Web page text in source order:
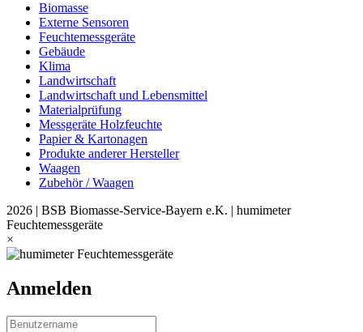
Biomasse
Externe Sensoren
Feuchtemessgeräte
Gebäude
Klima
Landwirtschaft
Landwirtschaft und Lebensmittel
Materialprüfung
Messgeräte Holzfeuchte
Papier & Kartonagen
Produkte anderer Hersteller
Waagen
Zubehör / Waagen
2026 | BSB Biomasse-Service-Bayern e.K. | humimeter
Feuchtemessgeräte
×
Anmelden